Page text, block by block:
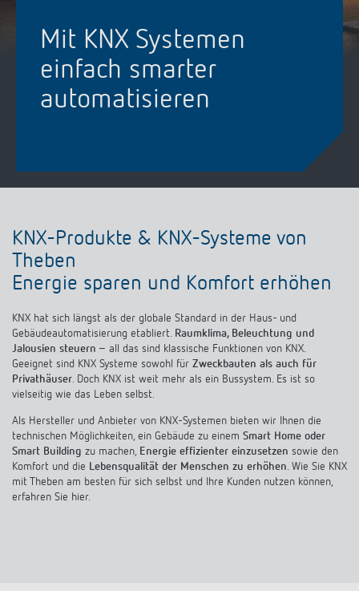
Zeit- und Lichtsteuerung
Zubehör
KNX-Systeme
KNX Smart Home System LUXORliving
Präsenzmelder und Bewegungsmelder
Klimaregelung
Apps
Referenzen
HEMS
Kataloge und Prospekte
Katalogbestellung
BIM-Portal
Theben AG
News
Kooperationen
Engagement
Design
Historie
Karriere
Karriere bei Theben
Ansprechpartner
Vertrieb Deutschland
Vertrieb Weltweit
Anfrageformular
Anfahrt
LUXORliving
Mit KNX Systemen
einfach smarter
automatisieren
KNX-Produkte & KNX-Systeme von
Theben
Energie sparen und Komfort erhöhen
KNX hat sich längst als der globale Standard in der Haus- und
Gebäudeautomatisierung etabliert. Raumklima, Beleuchtung und
Jalousien steuern – all das sind klassische Funktionen von KNX.
Geeignet sind KNX Systeme sowohl für Zweckbauten als auch für
Privathäuser. Doch KNX ist weit mehr als ein Bussystem. Es ist so
vielseitig wie das Leben selbst.
Als Hersteller und Anbieter von KNX-Systemen bieten wir Ihnen die
technischen Möglichkeiten, ein Gebäude zu einem Smart Home oder
Smart Building zu machen, Energie effizienter einzusetzen sowie den
Komfort und die Lebensqualität der Menschen zu erhöhen. Wie Sie KNX
mit Theben am besten für sich selbst und Ihre Kunden nutzen können,
erfahren Sie hier.